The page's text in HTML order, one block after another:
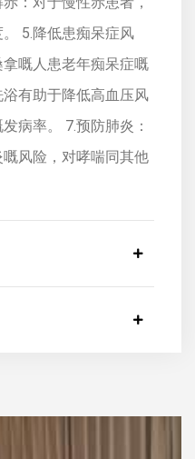
5.降低患痴呆症风
嘅人患老年痴呆症嘅
有助于降低高血压风
病率。 7.预防肺炎：
风险，对哮喘同其他